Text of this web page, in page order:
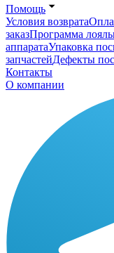
Помощь
Условия возврата
заказПрограмма
аппаратаУпаковка
запчастейДефекты
Контакты
О компании